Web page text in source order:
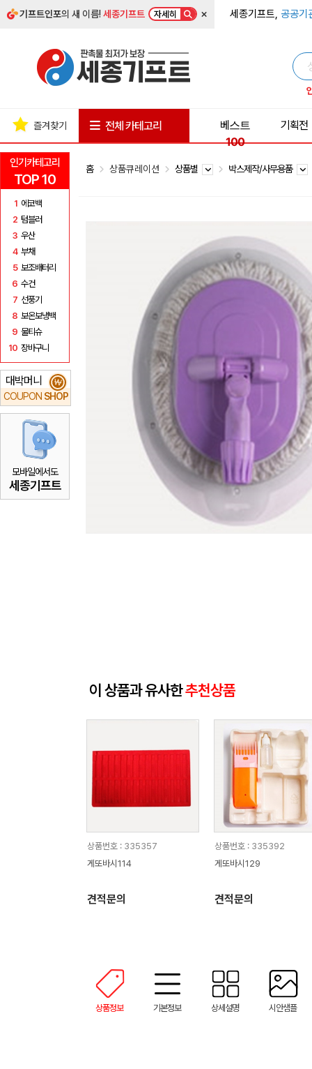
기프트인포의 새 이름!세종기프트 자세히 × 세종기프트, 공공기
인기카테고리
TOP 10
1 에코백
2 텀블러
3 우산
4 부채
5 보조배터리
6 수건
7 선풍기
8 보온보냉백
9 물티슈
10 장바구니
대박머니
COUPON SHOP
₩
모바일에서도
세종기프트
즐겨찾기 전체 카테고리
베스트
100
기획전
홈 상품큐레이션 상품별 박스제작/사무용품
이 상품과 유사한추천상품
상품번호 : 335357
게또바시114
견적문의
상품번호 : 335392
게또바시129
견적문의
상품정보 기본정보 상세설명 시안샘플